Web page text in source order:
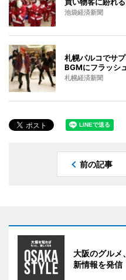
池袋経済新聞
札幌パルコでサ
BGMにフラッシ
札幌経済新聞
前の記事
大阪のグルメ
新情報を発信